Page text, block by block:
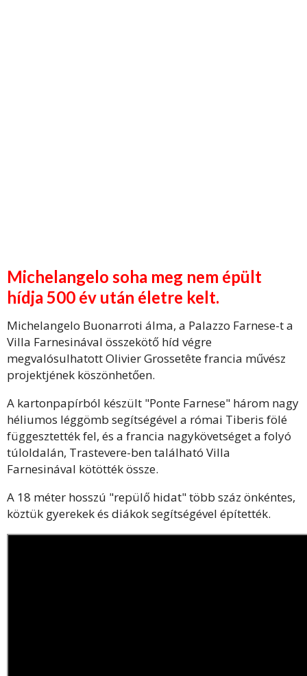
Michelangelo soha meg nem épült
hídja 500 év után életre kelt.
Michelangelo Buonarroti álma, a Palazzo Farnese-t a
Villa Farnesinával összekötő híd végre
megvalósulhatott Olivier Grossetête francia művész
projektjének köszönhetően.
A kartonpapírból készült "Ponte Farnese" három nagy
héliumos léggömb segítségével a római Tiberis fölé
függesztették fel, és a francia nagykövetséget a folyó
túloldalán, Trastevere-ben található Villa
Farnesinával kötötték össze.
A 18 méter hosszú "repülő hidat" több száz önkéntes,
köztük gyerekek és diákok segítségével építették.